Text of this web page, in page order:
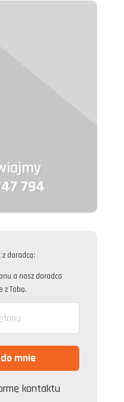
794
doradcą:
a nasz doradca
z Tobą.
kontaktu